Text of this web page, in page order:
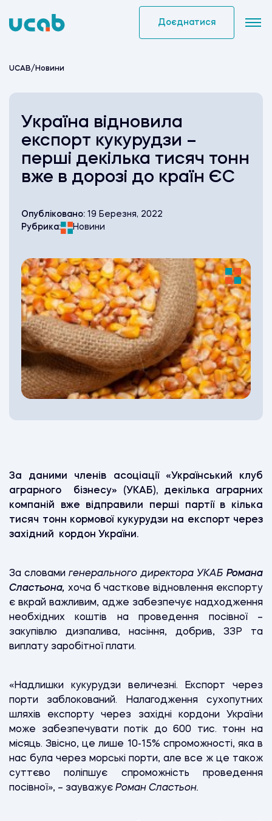
to
Доєднатися
UCAB/ Новини
Україна відновила
експорт кукурудзи –
перші декілька тисяч тонн
вже в дорозі до країн ЄС
Опубліковано: 19 Березня, 2022
Рубрика:
Новини
За даними членів асоціації «Український клуб
аграрного бізнесу» (УКАБ), декілька аграрних
компаній вже відправили перші партії в кілька
тисяч тонн кормової кукурудзи на експорт через
західний кордон України.
За словамигенерального директора УКАБРомана
Сластьона, хоча б часткове відновлення експорту
є вкрай важливим, адже забезпечує надходження
необхідних коштів на проведення посівної –
закупівлю дизпалива, насіння, добрив, ЗЗР та
виплату заробітної плати.
«Надлишки кукурудзи величезні. Експорт через
порти заблокований. Налагодження сухопутних
шляхів експорту через західні кордони України
може забезпечувати потік до 600 тис. тонн на
місяць. Звісно, це лише 10-15% спроможності, яка в
нас була через морські порти, але все ж це також
суттєво поліпшує спроможність проведення
посівної», – зауважує Роман Сластьон.